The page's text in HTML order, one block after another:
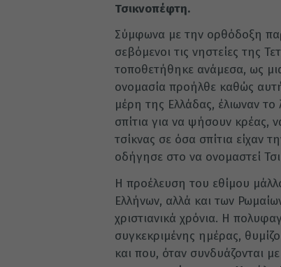
Τσικνοπέφτη.
Σύμφωνα με την ορθόδοξη
σεβόμενοι τις νηστείες της
τοποθετήθηκε ανάμεσα, ως
ονομασία προήλθε καθώς
μέρη της Ελλάδας, έλιωναν
σπίτια για να ψήσουν κρέας,
τσίκνας σε όσα σπίτια είχαν
οδήγησε στο να ονομαστεί
Η προέλευση του εθίμου
Ελλήνων, αλλά και των
χριστιανικά χρόνια. Η
συγκεκριμένης ημέρας,
και που, όταν συνδυάζονται